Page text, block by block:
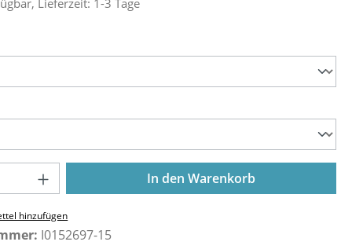
Anzahl: Gib den gewünschten Wert
In den Warenkorb
hinzufügen
I0152697-15